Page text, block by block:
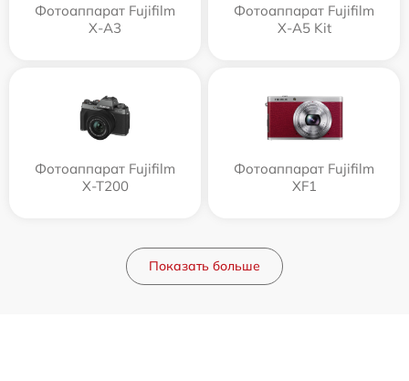
Фотоаппарат Fujifilm
X-A3
Фотоаппарат Fujifilm
X-A5 Kit
Фотоаппарат Fujifilm
X-T200
Фотоаппарат Fujifilm
XF1
Показать больше